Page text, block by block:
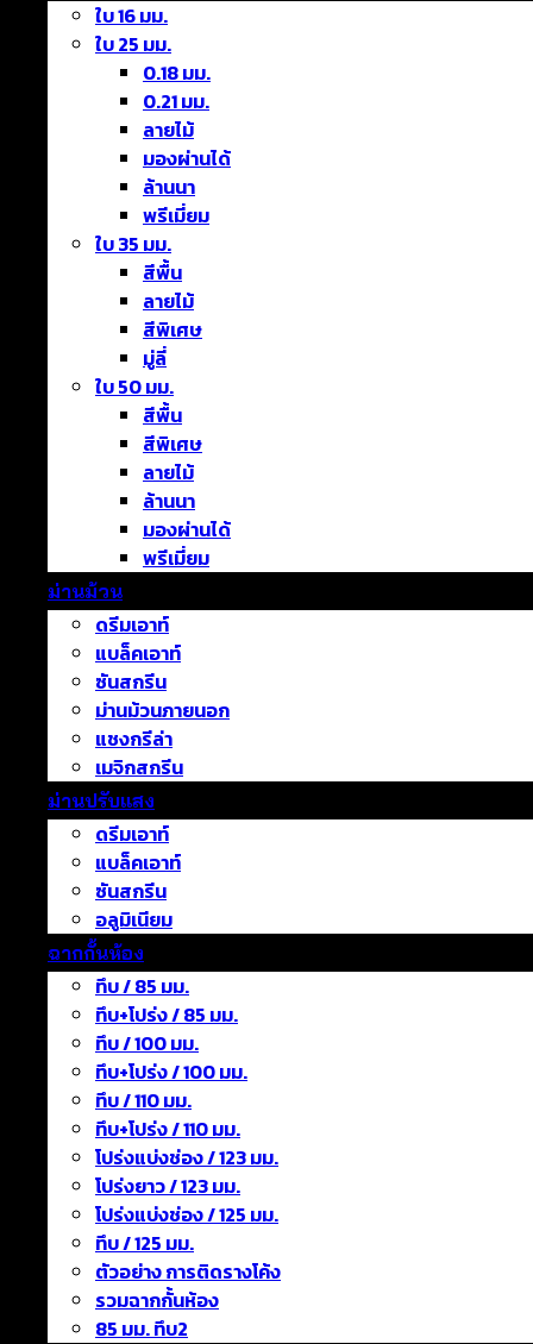
ใบ 16 มม.
ใบ 25 มม.
0.18 มม.
0.21 มม.
ลายไม้
มองผ่านได้
ล้านนา
พรีเมี่ยม
ใบ 35 มม.
สีพื้น
ลายไม้
สีพิเศษ
มู่ลี่
ใบ 50 มม.
สีพื้น
สีพิเศษ
ลายไม้
ล้านนา
มองผ่านได้
พรีเมี่ยม
ม่านม้วน
ดรีมเอาท์
แบล็คเอาท์
ซันสกรีน
ม่านม้วนภายนอก
แชงกรีล่า
เมจิกสกรีน
ม่านปรับแสง
ดรีมเอาท์
แบล็คเอาท์
ซันสกรีน
อลูมิเนียม
ฉากกั้นห้อง
ทึบ / 85 มม.
ทึบ+โปร่ง / 85 มม.
ทึบ / 100 มม.
ทึบ+โปร่ง / 100 มม.
ทึบ / 110 มม.
ทึบ+โปร่ง / 110 มม.
โปร่งแบ่งช่อง / 123 มม.
โปร่งยาว / 123 มม.
โปร่งแบ่งช่อง / 125 มม.
ทึบ / 125 มม.
ตัวอย่าง การติดรางโค้ง
รวมฉากกั้นห้อง
85 มม. ทึบ2